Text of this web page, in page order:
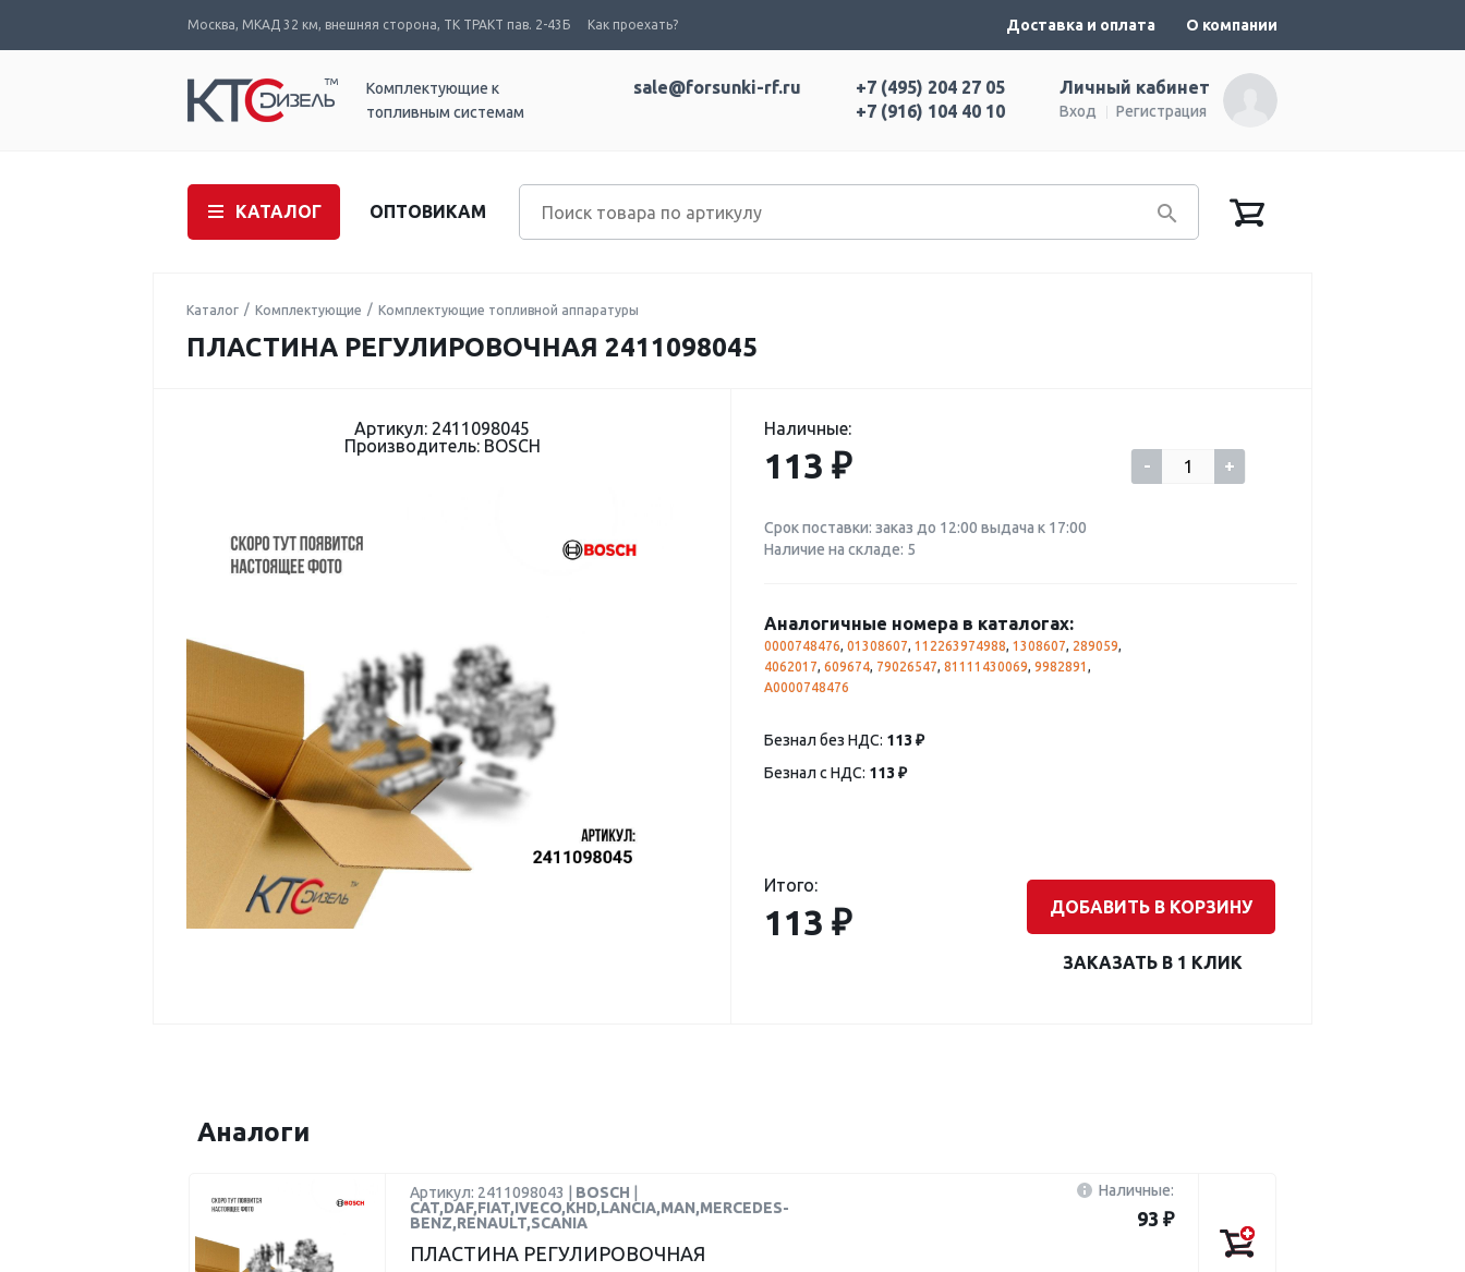
Москва, МКАД 32 км, внешняя сторона, ТК ТРАКТ пав. 2-43Б Как проехать? Доставка и оплата О компании
Комплектующие к
топливным системам
Личный кабинет
Вход Регистрация
+7 (495) 204 27 05
+7 (916) 104 40 10
sale@forsunki-rf.ru
КАТАЛОГ ОПТОВИКАМ
Каталог Комплектующие Комплектующие топливной аппаратуры
ПЛАСТИНА РЕГУЛИРОВОЧНАЯ 2411098045
Артикул: 2411098045
Производитель: BOSCH
Наличные:
113 ₽ - +
Срок поставки: заказ до 12:00 выдача к 17:00
Наличие на складе: 5
Аналогичные номера в каталогах:
0000748476, 01308607, 112263974988, 1308607, 289059,
4062017, 609674, 79026547, 81111430069, 9982891 ,
A0000748476
Безнал без НДС: 113 ₽
Безнал с НДС: 113 ₽
Итого:
113 ₽ ДОБАВИТЬ В КОРЗИНУ
ЗАКАЗАТЬ В 1 КЛИК
Аналоги
Артикул: 2411098043 | BOSCH
CAT,DAF,FIAT,IVECO,KHD,LANCIA,MAN,MERCEDES-
BENZ,RENAULT,SCANIA
ПЛАСТИНА РЕГУЛИРОВОЧНАЯ
Наличные:
93 ₽